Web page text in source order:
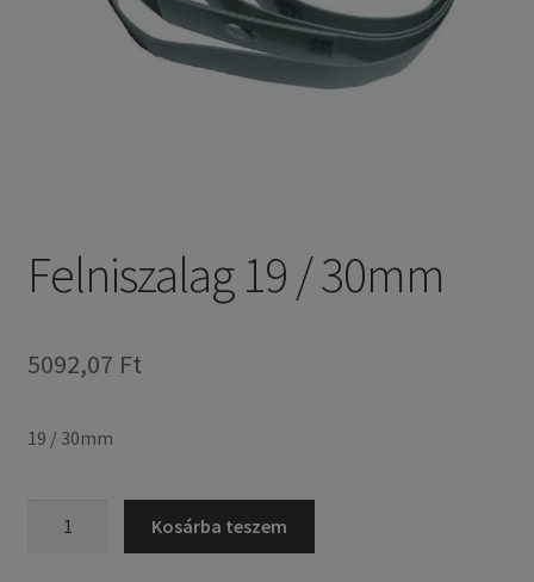
Felniszalag 19 / 30mm
5092,07 Ft
19 / 30mm
Kosárba teszem